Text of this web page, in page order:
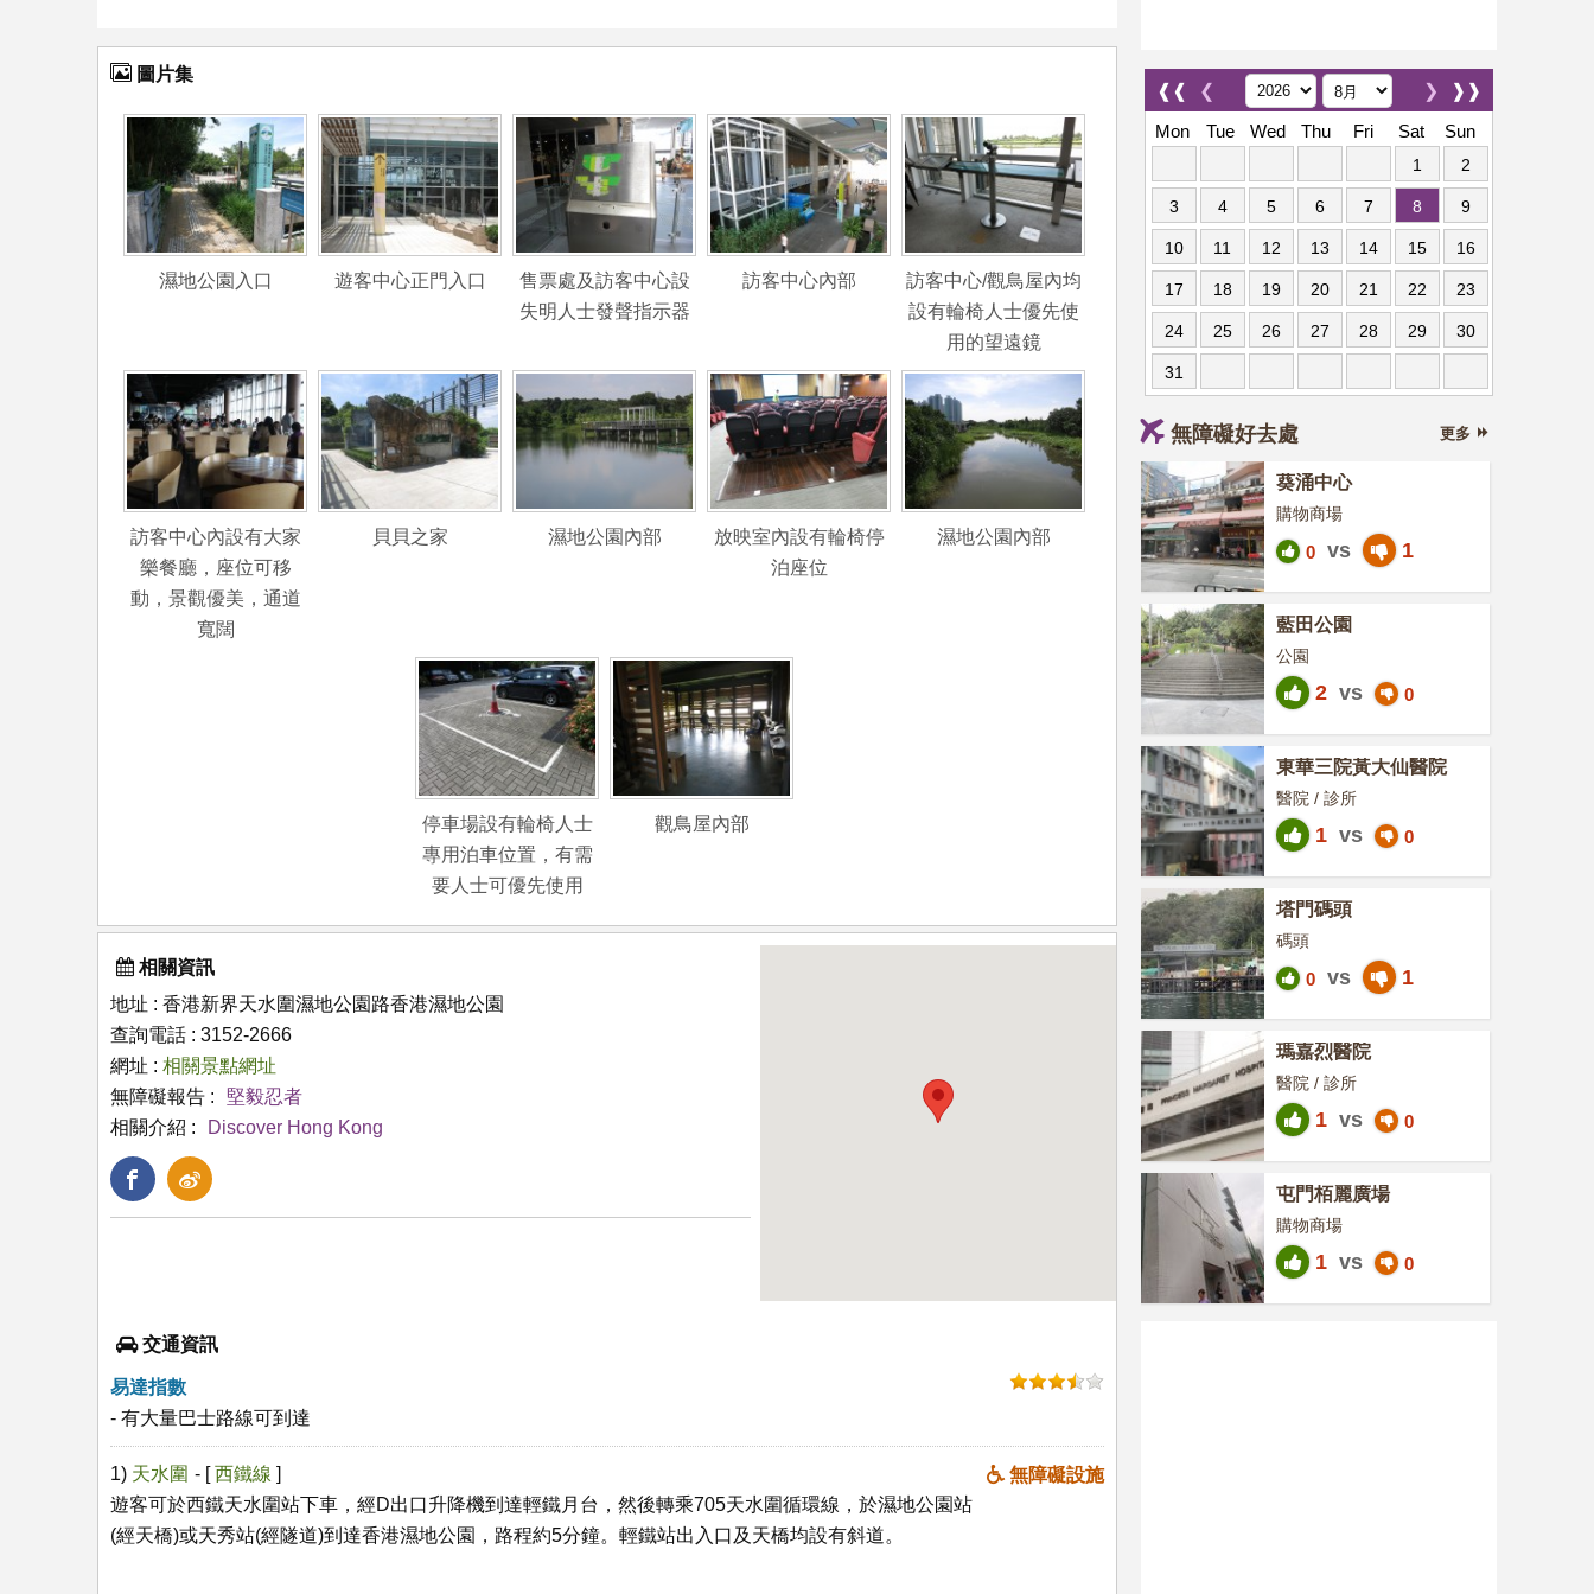
圖片集
濕地公園入口 遊客中心正門入口
售票處及訪客中心設
失明人士發聲指示器
訪客中心內部
訪客中心/觀鳥屋內均
設有輪椅人士優先使
用的望遠鏡
訪客中心內設有大家
樂餐廳，座位可移
動，景觀優美，通道
寬闊
貝貝之家 濕地公園內部
放映室內設有輪椅停
泊座位
濕地公園內部
停車場設有輪椅人士
專用泊車位置，有需
要人士可優先使用
觀鳥屋內部
相關資訊
地址 : 香港新界天水圍濕地公園路香港濕地公園
查詢電話 : 3152-2666
網址 : 相關景點網址
無障礙報告 :
堅毅忍者
相關介紹 :
Discover Hong Kong
交通資訊
易達指數
- 有大量巴士路線可到達
1) 天水圍 無障礙設施
- [西鐵線 ]
遊客可於西鐵天水圍站下車，經D出口升降機到達輕鐵月台，然後轉乘705天水圍循環線，於濕地公園站
(經天橋)或天秀站(經隧道)到達香港濕地公園，路程約5分鐘。輕鐵站出入口及天橋均設有斜道。
❰❰ ❮ ❱❱
❯
Mon
Tue Wed Thu Fri Sat Sun
1 2
3 4 5 6 7 8 9
10 11 12 13 14 15 16
17 18 19 20 21 22 23
24 25 26 27 28 29 30
31
無障礙好去處 更多
葵涌中心
購物商場
0 vs 1
藍田公園
公園
2 vs 0
東華三院黃大仙醫院
醫院 / 診所
1 vs 0
塔門碼頭
碼頭
0 vs 1
瑪嘉烈醫院
醫院 / 診所
1 vs 0
屯門栢麗廣場
購物商場
1 vs 0